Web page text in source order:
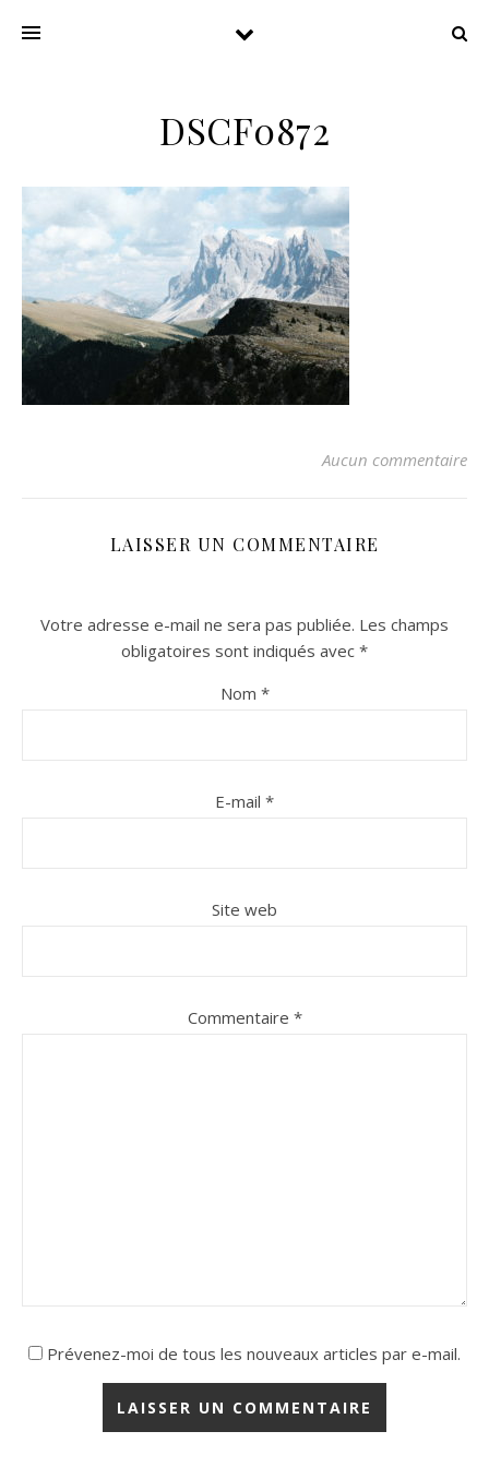
DSCF0872
Aucun commentaire
LAISSER UN COMMENTAIRE
Votre adresse e-mail ne sera pas publiée. Les champs
obligatoires sont indiqués avec *
Nom *
E-mail *
Site web
Commentaire *
Prévenez-moi de tous les nouveaux articles par e-mail.